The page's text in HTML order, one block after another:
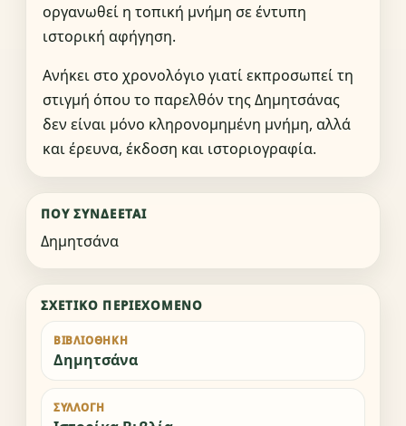
οργανωθεί η τοπική μνήμη σε έντυπη
ιστορική αφήγηση.
Ανήκει στο χρονολόγιο γιατί εκπροσωπεί τη
στιγμή όπου το παρελθόν της Δημητσάνας
δεν είναι μόνο κληρονομημένη μνήμη, αλλά
και έρευνα, έκδοση και ιστοριογραφία.
ΠΟΎ ΣΥΝΔΈΕΤΑΙ
Δημητσάνα
ΣΧΕΤΙΚΌ ΠΕΡΙΕΧΌΜΕΝΟ
ΒΙΒΛΙΟΘΉΚΗ
Δημητσάνα
ΣΥΛΛΟΓΉ